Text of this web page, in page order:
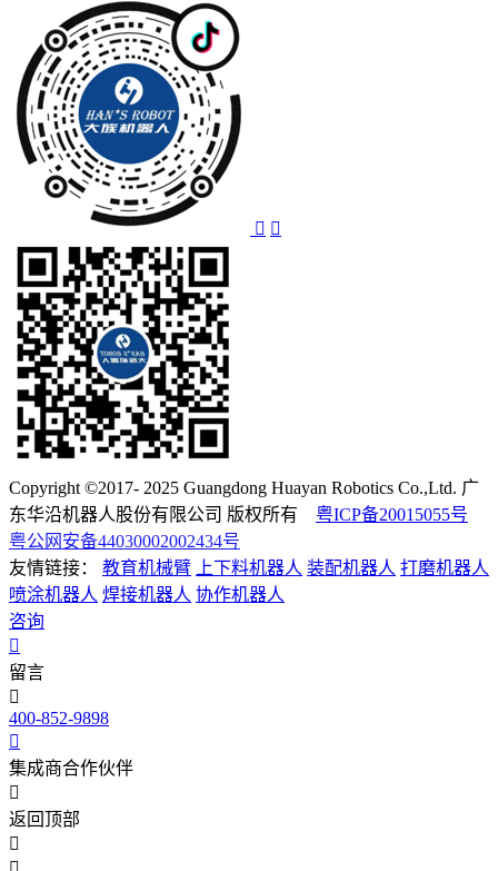
Copyright ©2017- 2025 Guangdong Huayan Robotics Co.,Ltd. 广
东华沿机器人股份有限公司 版权所有 粤ICP备20015055号
粤公网安备44030002002434号
友情链接：
教育机械臂 上下料机器人 装配机器人 打磨机器人
喷涂机器人 焊接机器人 协作机器人
咨询
留言
400-852-9898
集成商合作伙伴
返回顶部